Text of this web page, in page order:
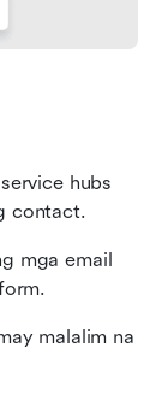
hubs
contact.
mga email
malalim na